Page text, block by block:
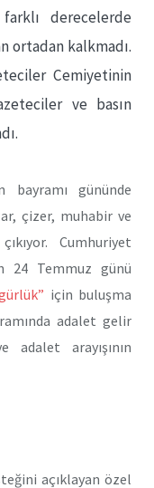
derecelerde
ortadan kalkmadı.
Cemiyetinin
ve basın
bayramı gününde
çizer, muhabir ve
Cumhuriyet
24 Temmuz günü
için buluşma
adalet gelir
arayışının
açıklayan özel